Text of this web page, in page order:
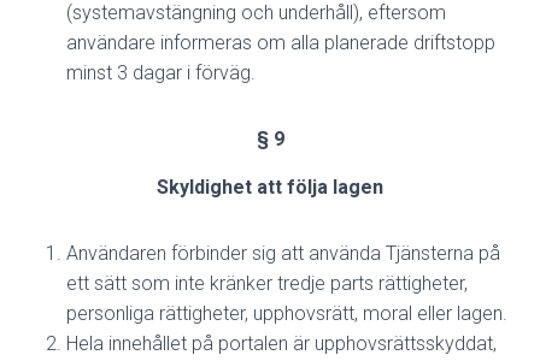
(systemavstängning och underhåll), eftersom
användare informeras om alla planerade driftstopp
minst 3 dagar i förväg.
§ 9
Skyldighet att följa lagen
Användaren förbinder sig att använda Tjänsterna på
ett sätt som inte kränker tredje parts rättigheter,
personliga rättigheter, upphovsrätt, moral eller lagen.
Hela innehållet på portalen är upphovsrättsskyddat,